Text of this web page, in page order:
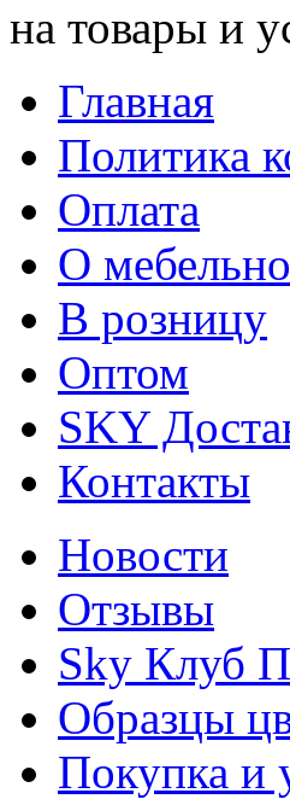
на товары и
Главная
Политика
Оплата
О
В розницу
Оптом
SKY
Контакты
Новости
Отзывы
Sky Клуб
Образцы
Покупка и